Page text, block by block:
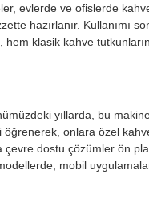
evlerde ve ofislerde
hazırlanır. Kullanımı
hem klasik kahve
yıllarda, bu
onlara özel
dostu çözümler ön
mobil